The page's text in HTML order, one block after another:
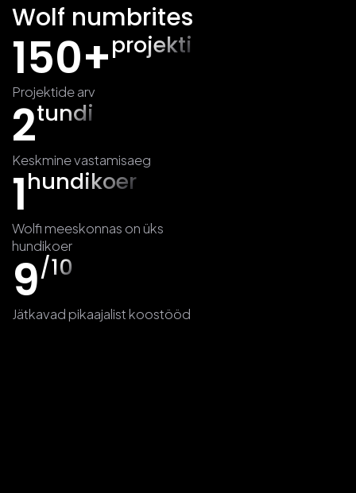
Wolf numbrites
150+projekti
Projektide arv
2tundi
Keskmine vastamisaeg
1hundikoer
Wolfi meeskonnas on üks
hundikoer
9/10
Jätkavad pikaajalist koostööd